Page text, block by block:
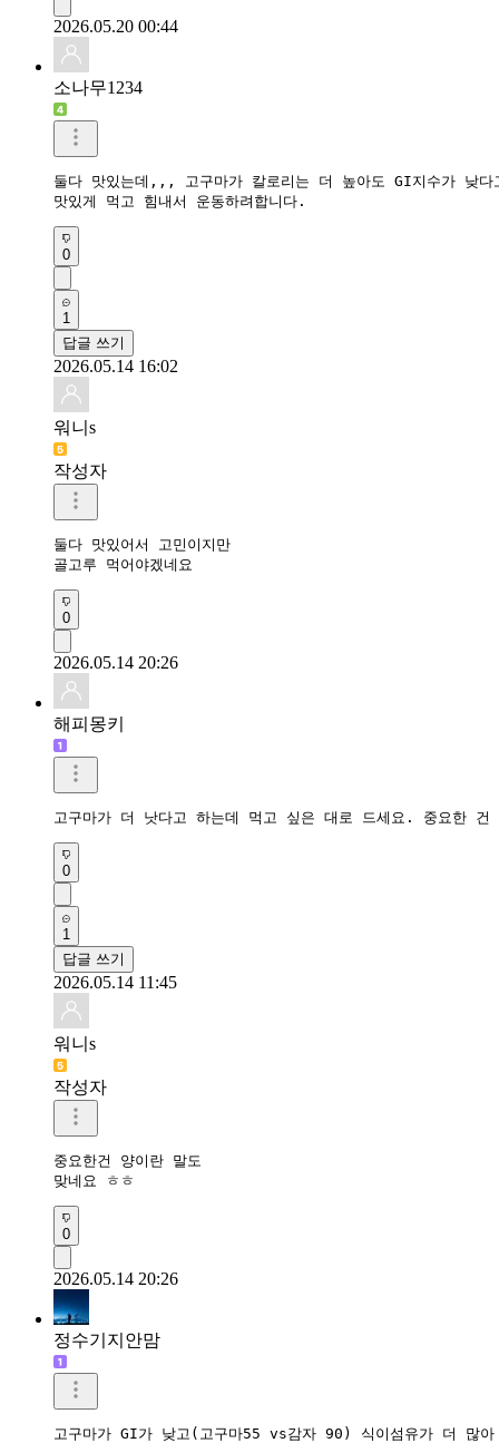
2026.05.20 00:44
소나무1234
둘다 맛있는데,,, 고구마가 칼로리는 더 높아도 GI지수가 낮다
맛있게 먹고 힘내서 운동하려합니다.
0
1
답글 쓰기
2026.05.14 16:02
워니s
작성자
둘다 맛있어서 고민이지만
골고루 먹어야겠네요
0
2026.05.14 20:26
해피몽키
고구마가 더 낫다고 하는데 먹고 싶은 대로 드세요. 중요한 건
0
1
답글 쓰기
2026.05.14 11:45
워니s
작성자
중요한건 양이란 말도
맞네요 ㅎㅎ
0
2026.05.14 20:26
정수기지안맘
고구마가 GI가 낮고(고구마55 vs감자 90) 식이섬유가 더 많